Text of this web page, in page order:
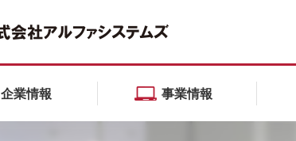
企業情報 事業情報